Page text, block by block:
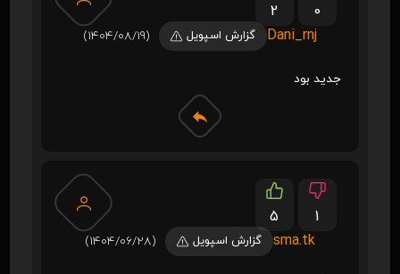
2
0
Dani_rnj
گزارش اسپویل (1404/08/19)
جدید بود
5
1
sma.tk
گزارش اسپویل (1404/06/28)